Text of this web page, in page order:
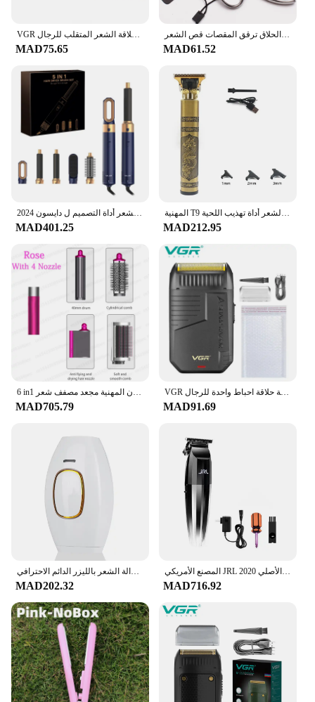
MAD75.65
مقص الشعر الاحترافي 5 ''6'' 7 ''8'' اليابان المقاوم للصدأ تصفيف الشعر مقص الحلاق ترقق المقصات قص الشعر
MAD61.52
2024 جديد 5 في 1 مجفف الشعر الساخن مجموعة أمشاط المهنية مكواة تجعيد مكواة فرد الشعر أداة التصميم ل دايسون Airwrap مجفف الشعر Ho
MAD401.25
المهنية T9 الشعر المتقلب آلة معدنية الجسم أداة تهذيب اللحية للرجال شفرة من الفولاذ المقاوم للصدأ مقص الشعر أداة تهذيب اللحية
MAD212.95
6 in1 متعدد مصفف شعر مكواة تجعيد الشعر فرشاة الهواء الساخن الشباك برميل فرشاة مجفف الشعر صالون المهنية مجعد مصفف شعر
MAD705.79
VGR ماكينة حلاقة المهنية ماكينة حلاقة كهربائية قابلة للشحن أداة تهذيب اللحية قابلة للشحن ماكينة حلاقة احباط واحدة للرجال V-375
MAD91.69
جهاز إزالة الشعر بالليزر الدائم الاحترافي IPL للاستخدام المنزلي للنساء والرجال
MAD202.32
المصنع الأمريكي JRL الأصلي 2020C 2020T مقص الشعر المهنية صالون الشعر المتقلب النفط رئيس النقش كتم المنزل
MAD716.92